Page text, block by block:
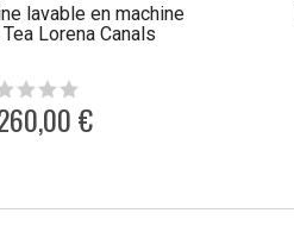
lavable en machine
Lorena Canals
€